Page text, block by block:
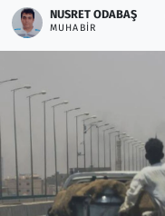
NUSRET ODABAŞ
MUHABIR
Otomobil
Oyun
Ramazan
Resmi İlanlar
Rüya Tabirleri